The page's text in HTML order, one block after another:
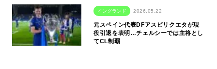
イングランド 2026.05.22
元スペイン代表DFアスピリクエタが現
役引退を表明…チェルシーでは主将とし
てCL制覇